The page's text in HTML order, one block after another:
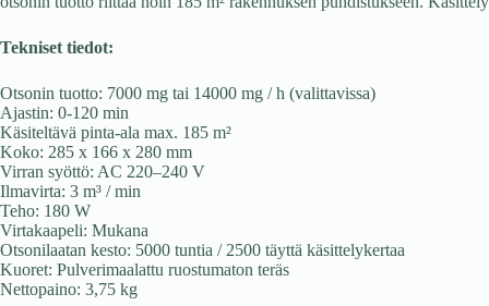
otsonin tuotto riittää noin 185 m² rakennuksen puhdistukseen.
Tekniset tiedot:
Otsonin tuotto: 7000 mg tai 14000 mg / h (valittavissa)
Ajastin: 0-120 min
Käsiteltävä pinta-ala max. 185 m²
Koko: 285 x 166 x 280 mm
Virran syöttö: AC 220–240 V
Ilmavirta: 3 m³ / min
Teho: 180 W
Virtakaapeli: Mukana
Otsonilaatan kesto: 5000 tuntia / 2500 täyttä käsittelykertaa
Kuoret: Pulverimaalattu ruostumaton teräs
Nettopaino: 3,75 kg